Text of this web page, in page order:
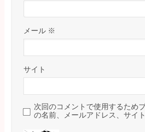
メール ※
サイト
次回のコメントで使用するため
の名前、メールアドレス、サイ